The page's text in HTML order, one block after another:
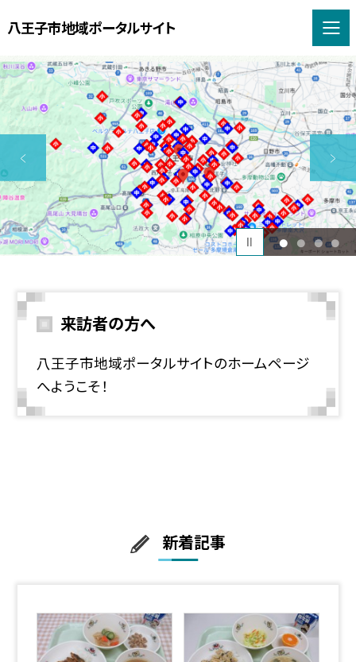
八王子市地域ポータルサイト
1 2 3 4
来訪者の方へ
八王子市地域ポータルサイトのホームページ
へようこそ！
新着記事